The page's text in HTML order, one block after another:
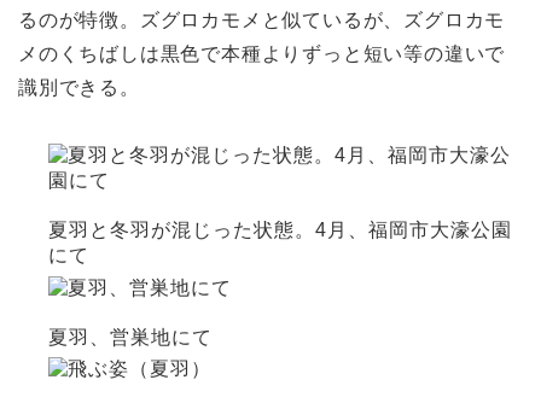
るのが特徴。ズグロカモメと似ているが、ズグロカモ
メのくちばしは黒色で本種よりずっと短い等の違いで
識別できる。
夏羽と冬羽が混じった状態。4月、福岡市大濠公園
にて
夏羽、営巣地にて